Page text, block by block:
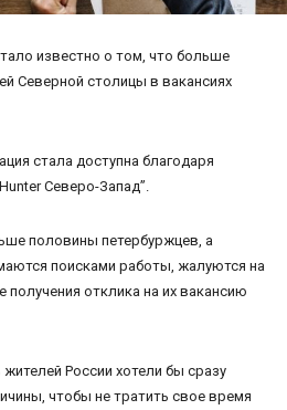
известно о том, что больше
Северной столицы в вакансиях
стала доступна благодаря
Северо-Запад”.
половины петербуржцев, а
поисками работы, жалуются на
получения отклика на их вакансию
жителей России хотели бы сразу
чтобы не тратить свое время